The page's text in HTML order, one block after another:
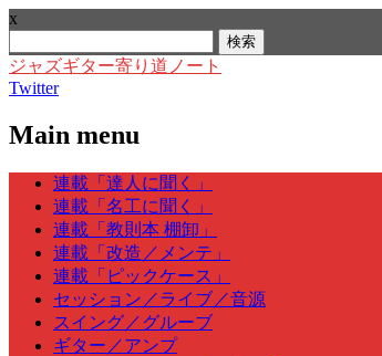
x
索:
ジャズギター寄り道ノート
Twitter
Main menu
Skip
content
連載「達人に聞く」
連載「名工に聞く」
連載「教則本 棚卸」
連載「改造／メンテ」
連載「ピックケース」
セッション／ライブ／音源
スイング／グルーブ
ギター／アンプ